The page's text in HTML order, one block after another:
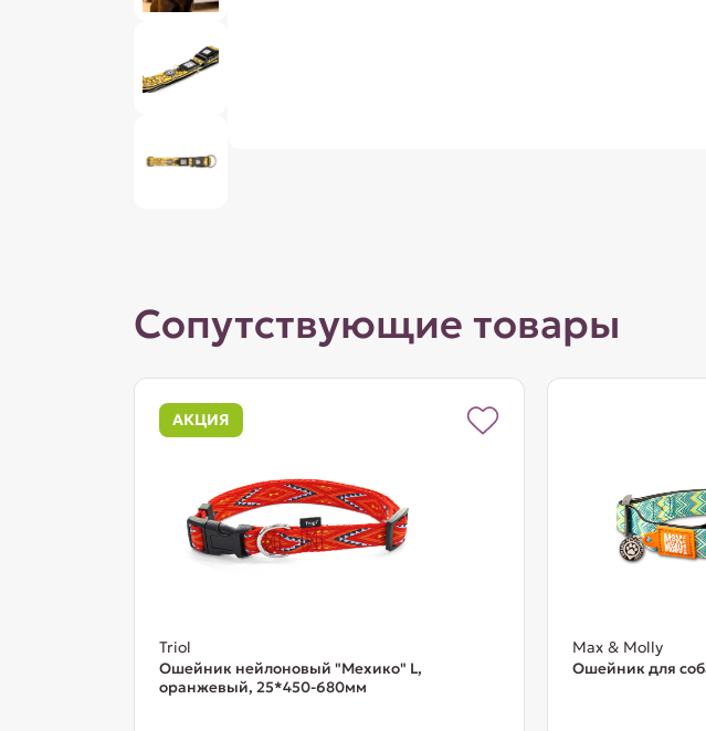
Сопутствующие товары
АКЦИЯ
Triol
Ошейник нейлоновый "Мехико" L,
оранжевый, 25*450-680мм
Max & Molly
Ошейник для